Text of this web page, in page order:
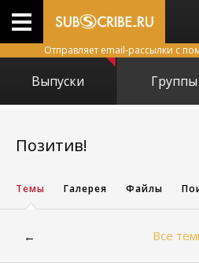
Отправляет email-рассылки с
Выпуски Группы
Позитив!
Темы Галерея Файлы
← Все